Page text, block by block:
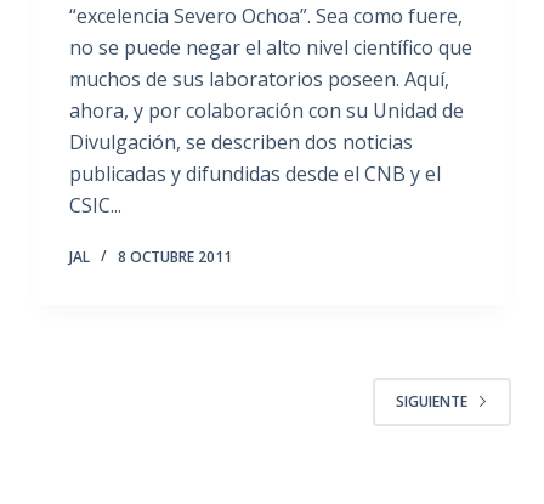
“excelencia Severo Ochoa”. Sea como fuere,
no se puede negar el alto nivel científico que
muchos de sus laboratorios poseen. Aquí,
ahora, y por colaboración con su Unidad de
Divulgación, se describen dos noticias
publicadas y difundidas desde el CNB y el
CSIC...
JAL 8 OCTUBRE 2011
SIGUIENTE